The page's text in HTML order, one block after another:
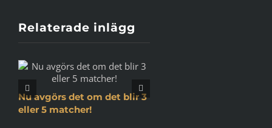
Relaterade inlägg
Nu avgörs det om det blir 3
eller 5 matcher!